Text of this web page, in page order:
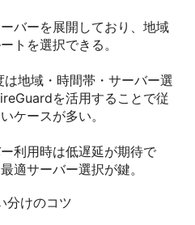
バーを展開しており、地域
トを選択できる。
地域・時間帯・サーバー選
を活用することで従
ケースが多い。
利用時は低遅延が期待で
適サーバー選択が鍵。
分けのコツ